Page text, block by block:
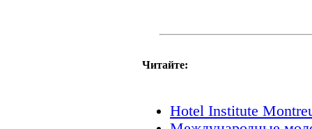
Читайте:
Hotel Institute